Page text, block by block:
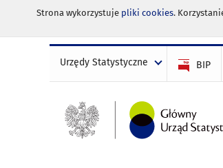
Strona wykorzystuje pliki cookies.
Urzędy Statystyczne BIP